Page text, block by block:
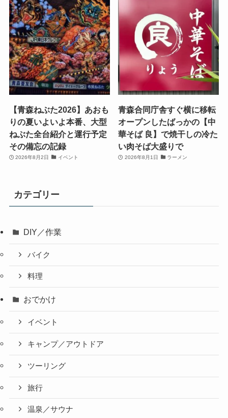
【青森ねぶた2026】あおも
りの夏いよいよ本番、大型
ねぶた全台紹介と運行予定
その備忘の記録
2026年8月2日 イベント
青森合同庁舎すぐ横に移転
オープンしたばっかの【中
華そば 良】で焼干しの冷た
い肉そば大盛りで
2026年8月1日 ラーメン
カテゴリー
DIY／作業
バイク
料理
おでかけ
イベント
キャンプ／アウトドア
ツーリング
旅行
温泉／サウナ